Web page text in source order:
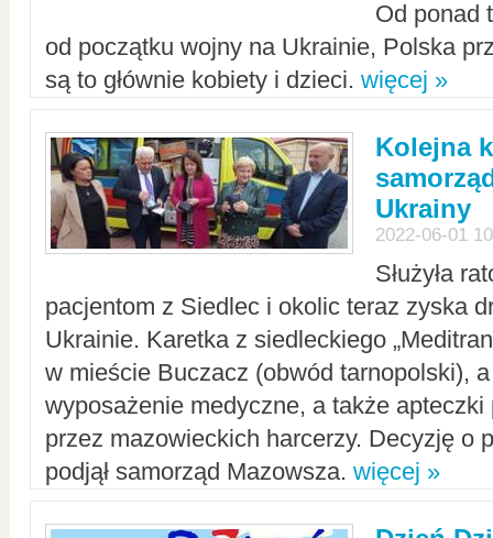
Od ponad
od początku wojny na Ukrainie, Polska
są to głównie kobiety i dzieci. więcej »
Kolejna
Ukrainy
2022-06-01
Służyła
pacjentom z Siedlec i okolic teraz zyska
Ukrainie. Karetka z siedleckiego
w mieście Buczacz (obwód tarnopolski),
wyposażenie medyczne, a także apteczki
przez mazowieckich harcerzy. Decyzję o
podjął samorząd Mazowsza. więcej »